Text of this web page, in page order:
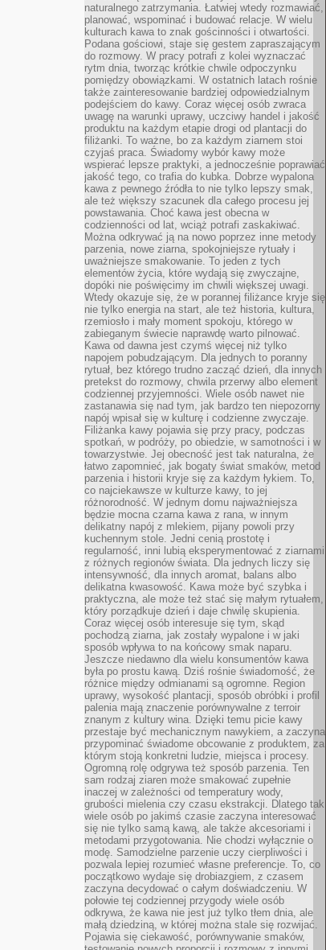
naturalnego zatrzymania. Łatwiej wtedy rozmawiać,
planować, wspominać i budować relacje. W wielu
kulturach kawa to znak gościnności i otwartości.
Podana gościowi, staje się gestem zapraszającym
do rozmowy. W pracy potrafi z kolei wyznaczać
rytm dnia, tworząc krótkie chwile odpoczynku
pomiędzy obowiązkami. W ostatnich latach rośnie
także zainteresowanie bardziej odpowiedzialnym
podejściem do kawy. Coraz więcej osób zwraca
uwagę na warunki uprawy, uczciwy handel i jakość
produktu na każdym etapie drogi od plantacji do
filiżanki. To ważne, bo za każdym ziarnem stoi
czyjaś praca. Świadomy wybór kawy może
wspierać lepsze praktyki, a jednocześnie poprawiać
jakość tego, co trafia do kubka. Dobrze wypalona
kawa z pewnego źródła to nie tylko lepszy smak,
ale też większy szacunek dla całego procesu jej
powstawania. Choć kawa jest obecna w
codzienności od lat, wciąż potrafi zaskakiwać.
Można odkrywać ją na nowo poprzez inne metody
parzenia, nowe ziarna, spokojniejsze rytuały i
uważniejsze smakowanie. To jeden z tych
elementów życia, które wydają się zwyczajne,
dopóki nie poświęcimy im chwili większej uwagi.
Wtedy okazuje się, że w porannej filiżance kryje się
nie tylko energia na start, ale też historia, kultura,
rzemiosło i mały moment spokoju, którego w
zabieganym świecie naprawdę warto pilnować.
Kawa od dawna jest czymś więcej niż tylko
napojem pobudzającym. Dla jednych to poranny
rytuał, bez którego trudno zacząć dzień, dla innych
pretekst do rozmowy, chwila przerwy albo element
codziennej przyjemności. Wiele osób nawet nie
zastanawia się nad tym, jak bardzo ten niepozorny
napój wpisał się w kulturę i codzienne zwyczaje.
Filiżanka kawy pojawia się przy pracy, podczas
spotkań, w podróży, po obiedzie, w samotności i w
towarzystwie. Jej obecność jest tak naturalna, że
łatwo zapomnieć, jak bogaty świat smaków, metod
parzenia i historii kryje się za każdym łykiem. To,
co najciekawsze w kulturze kawy, to jej
różnorodność. W jednym domu najważniejsza
będzie mocna czarna kawa z rana, w innym
delikatny napój z mlekiem, pijany powoli przy
kuchennym stole. Jedni cenią prostotę i
regularność, inni lubią eksperymentować z ziarnami
z różnych regionów świata. Dla jednych liczy się
intensywność, dla innych aromat, balans albo
delikatna kwasowość. Kawa może być szybka i
praktyczna, ale może też stać się małym rytuałem,
który porządkuje dzień i daje chwilę skupienia.
Coraz więcej osób interesuje się tym, skąd
pochodzą ziarna, jak zostały wypalone i w jaki
sposób wpływa to na końcowy smak naparu.
Jeszcze niedawno dla wielu konsumentów kawa
była po prostu kawą. Dziś rośnie świadomość, że
różnice między odmianami są ogromne. Region
uprawy, wysokość plantacji, sposób obróbki i profil
palenia mają znaczenie porównywalne z terroir
znanym z kultury wina. Dzięki temu picie kawy
przestaje być mechanicznym nawykiem, a zaczyna
przypominać świadome obcowanie z produktem, za
którym stoją konkretni ludzie, miejsca i procesy.
Ogromną rolę odgrywa też sposób parzenia. Ten
sam rodzaj ziaren może smakować zupełnie
inaczej w zależności od temperatury wody,
grubości mielenia czy czasu ekstrakcji. Dlatego tak
wiele osób po jakimś czasie zaczyna interesować
się nie tylko samą kawą, ale także akcesoriami i
metodami przygotowania. Nie chodzi wyłącznie o
modę. Samodzielne parzenie uczy cierpliwości i
pozwala lepiej rozumieć własne preferencje. To, co
początkowo wydaje się drobiazgiem, z czasem
zaczyna decydować o całym doświadczeniu. W
połowie tej codziennej przygody wiele osób
odkrywa, że kawa nie jest już tylko tłem dnia, ale
małą dziedziną, w której można stale się rozwijać.
Pojawia się ciekawość, porównywanie smaków,